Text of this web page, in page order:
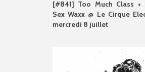
[#841] Too Much Class +
Sex Waxx @ Le Cirque
mercredi 8 juillet